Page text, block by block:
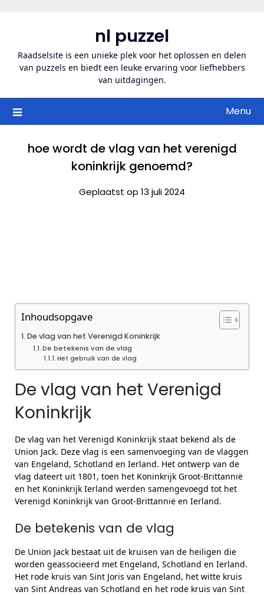
inhoud
nl puzzel
Raadselsite is een unieke plek voor het oplossen en delen
van puzzels en biedt een leuke ervaring voor liefhebbers
van uitdagingen.
Menu
hoe wordt de vlag van het verenigd
koninkrijk genoemd?
Geplaatst op 13 juli 2024
Inhoudsopgave
De vlag van het Verenigd Koninkrijk
De betekenis van de vlag
Het gebruik van de vlag
De vlag van het Verenigd
Koninkrijk
De vlag van het Verenigd Koninkrijk staat bekend als de
Union Jack. Deze vlag is een samenvoeging van de vlaggen
van Engeland, Schotland en Ierland. Het ontwerp van de
vlag dateert uit 1801, toen het Koninkrijk Groot-Brittannië
en het Koninkrijk Ierland werden samengevoegd tot het
Verenigd Koninkrijk van Groot-Brittannië en Ierland.
De betekenis van de vlag
De Union Jack bestaat uit de kruisen van de heiligen die
worden geassocieerd met Engeland, Schotland en Ierland.
Het rode kruis van Sint Joris van Engeland, het witte kruis
van Sint Andreas van Schotland en het rode kruis van Sint